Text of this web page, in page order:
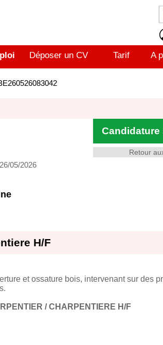
Déposer un CV Tarif A
Retour
Candidature
05/2026
H/F
et ossature bois, intervenant sur des
/ CHARPENTIERE H/F